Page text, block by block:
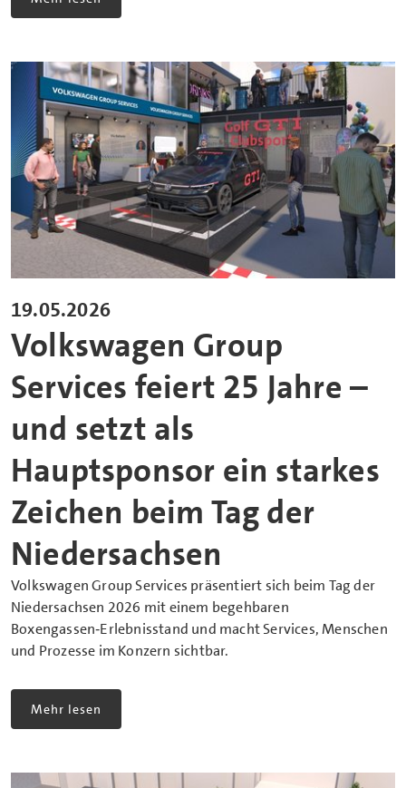
19.05.2026
Volkswagen Group
Services feiert 25 Jahre –
und setzt als
Hauptsponsor ein starkes
Zeichen beim Tag der
Niedersachsen
Volkswagen Group Services präsentiert sich beim Tag der
Niedersachsen 2026 mit einem begehbaren
Boxengassen‑Erlebnisstand und macht Services, Menschen
und Prozesse im Konzern sichtbar.
Mehr lesen